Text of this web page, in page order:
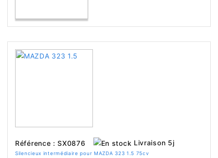
Référence : SX0876 Livraison 5j
Silencieux intermédiaire pour MAZDA 323 1.5 75cv